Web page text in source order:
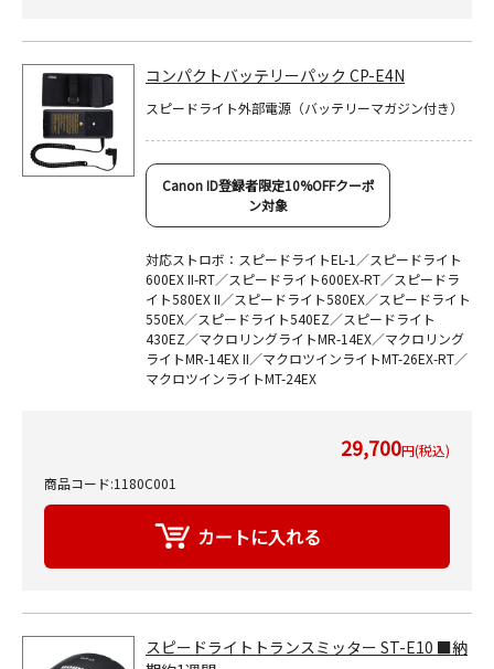
コンパクトバッテリーパック CP-E4N
スピードライト外部電源（バッテリーマガジン付き）
Canon ID登録者限定10%OFFクーポ
ン対象
対応ストロボ：スピードライトEL-1／スピードライト
600EX II-RT／スピードライト600EX-RT／スピードラ
イト580EX II／スピードライト580EX／スピードライト
550EX／スピードライト540EZ／スピードライト
430EZ／マクロリングライトMR-14EX／マクロリング
ライトMR-14EX II／マクロツインライトMT-26EX-RT／
マクロツインライトMT-24EX
29,700円(税込)
商品コード:1180C001
スピードライトトランスミッター ST-E10 ■納